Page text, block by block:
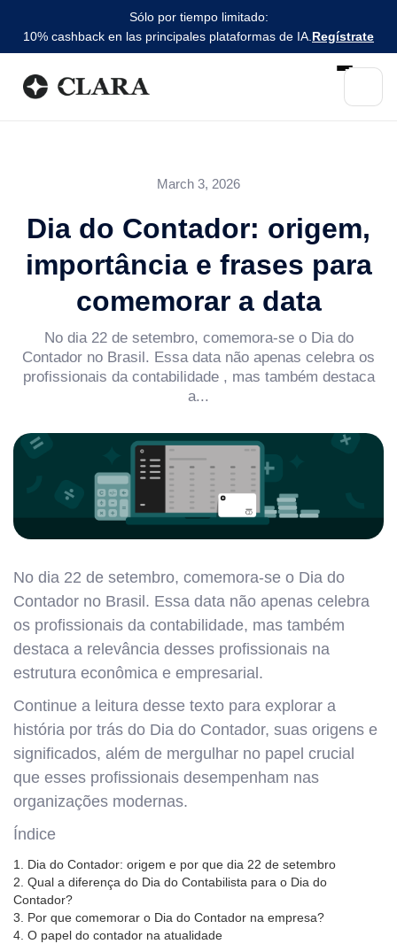
Sólo por tiempo limitado:
10% cashback en las principales plataformas de IA. Regístrate
March 3, 2026
Dia do Contador: origem,
importância e frases para
comemorar a data
No dia 22 de setembro, comemora-se o Dia do
Contador no Brasil. Essa data não apenas celebra os
profissionais da contabilidade , mas também destaca
a...
No dia 22 de setembro, comemora-se o Dia do
Contador no Brasil. Essa data não apenas celebra
os profissionais da contabilidade, mas também
destaca a relevância desses profissionais na
estrutura econômica e empresarial.
Continue a leitura desse texto para explorar a
história por trás do Dia do Contador, suas origens e
significados, além de mergulhar no papel crucial
que esses profissionais desempenham nas
organizações modernas.
Índice
1. Dia do Contador: origem e por que dia 22 de setembro
2. Qual a diferença do Dia do Contabilista para o Dia do
Contador?
3. Por que comemorar o Dia do Contador na empresa?
4. O papel do contador na atualidade